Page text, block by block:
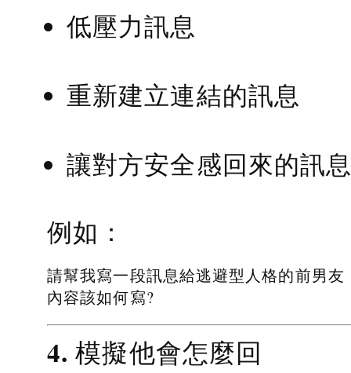
低壓力訊息
重新建立連結的訊息
讓對方安全感回來的訊
例如：
請幫我寫一段訊息給逃避型人格的前男友
內容該如何寫?
4. 模擬他會怎麼回